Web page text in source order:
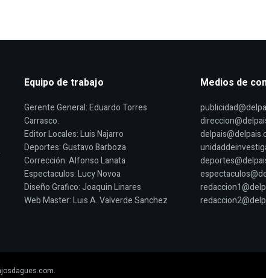
Equipo de trabajo
Gerente General: Eduardo Torres
Carrasco.
Editor Locales: Luis Najarro
Deportes: Gustavo Barboza
Corrección: Alfonso Lanata
Espectaculos: Lucy Novoa
Diseño Grafico: Joaquin Linares
Web Master: Luis A. Valverde Sanchez
Medios de
.